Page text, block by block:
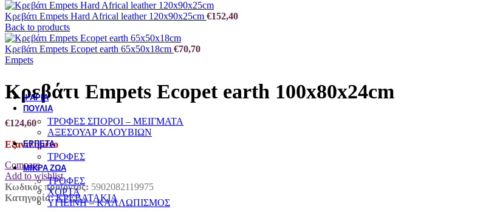
ΟΝΥΧΟΔΡΟΜΙΑ
ΠΑΙΧΝΙΔΙΑ
ΠΕΡΙΠΟΙΗΣΗ ΥΓΙΕΙΝΗ
ΨΑΡΙΑ
ΠΟΥΛΙΑ
ΤΡΟΦΕΣ ΣΠΟΡΟΙ – ΜΕΙΓΜΑΤΑ
ΑΞΕΣΟΥΑΡ ΚΛΟΥΒΙΩΝ
ΕΡΠΕΤΑ
ΤΡΟΦΕΣ
ΜΙΚΡΑ ΖΩΑ
ΤΡΟΦΕΣ
ΧΟΡΤΑ
ΥΓΙΕΙΝΗ – ΚΑΛΛΩΠΙΣΜΟΣ
Κρεβάτι Empets Hard Africal leather 120x90x25cm €152,40
Back to products
Κρεβάτι Empets Ecopet earth 65x50x18cm €70,70
Empets
Κρεβάτι Empets Ecopet earth 100x80x24cm
€124,60
Εξαντλημένο
Compare
Add to wishlist
Κωδικός προϊόντος: 5902082119975
Κατηγορία: ΚΡΕΒΑΤΑΚΙΑ